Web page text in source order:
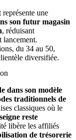
une
son futur magasin
, réduisant
lancement.
du 34 au 50,
diversifiée.
dans son modèle
traditionnels de
classiques où le
reste
libère les affiliés
de trésorerie